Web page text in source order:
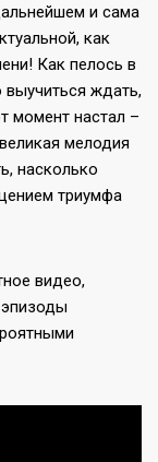
и сама
как
Как пелось в
выучиться ждать,
момент настал –
мелодия
насколько
триумфа
видео,